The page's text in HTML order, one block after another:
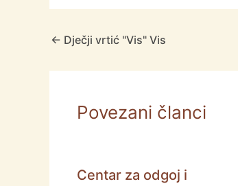
← Dječji vrtić "Vis" Vis
Povezani članci
Centar za odgoj i